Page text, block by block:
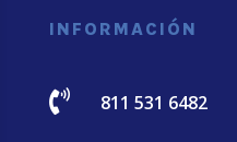
INFORMACIÓN
 811 531 6482